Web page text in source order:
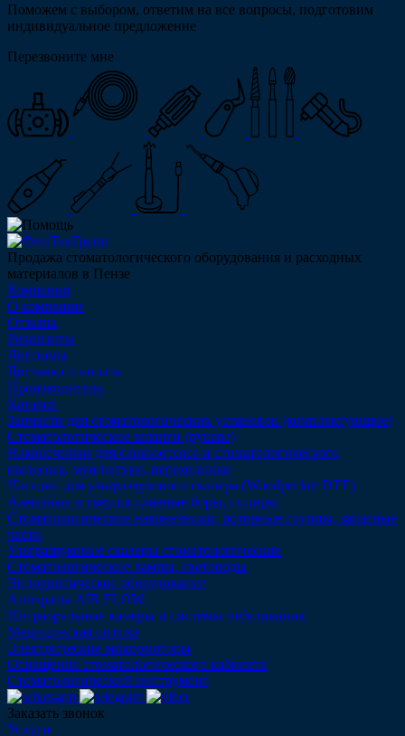
Поможем с выбором, ответим на все вопросы, подготовим
индивидуальное предложение
Перезвоните мне
Продажа стоматологического оборудования и расходных
материалов в Пензе
Компания
О компании
Отзывы
Реквизиты
Дипломы
Доставка и оплата
Производители
Каталог
Запчасти для стоматологических установок (комплектующие)
Стоматологические шланги (рукава)
Наконечники для слюноотсоса и стоматологического
пылесоса, мундштуки, переходники
Насадки для ультразвукового скалера (Woodpecker DTE)
Алмазные и твердосплавные боры, полиры
Стоматологические наконечники, роторные группы, запасные
части
Ультразвуковые скалеры стоматологические
Стоматологические лампы, световоды
Эндодонтическое оборудование
Аппараты AIR FLOW
Интраоральные камеры и системы отбеливания
Медицинская оптика
Электрические микромоторы
Оснащение стоматологического кабинета
Стоматологический инструмент
Заказать звонок
Услуги